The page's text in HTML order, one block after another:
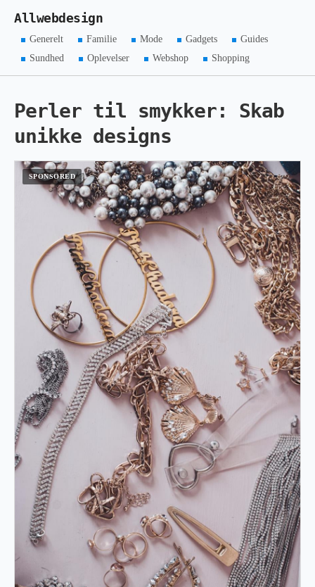
Allwebdesign
Generelt Familie Mode Gadgets
Guides
Sundhed
Oplevelser Webshop Shopping
Perler til smykker: Skab
unikke designs